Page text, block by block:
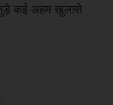
जुड़े कई अहम खुलासे